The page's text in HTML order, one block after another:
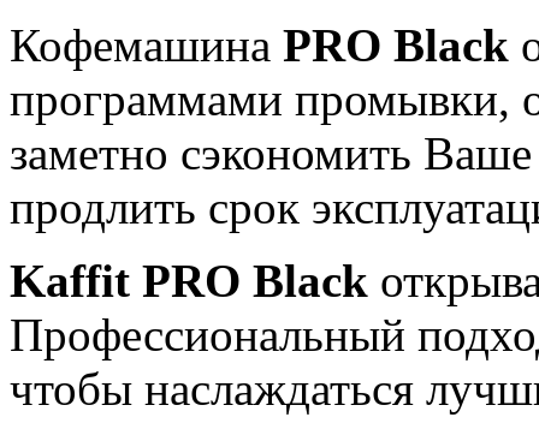
Кофемашина PRO Black
программами промывки,
заметно сэкономить
продлить срок
Kaffit PRO Black
Профессиональный
чтобы наслаждаться